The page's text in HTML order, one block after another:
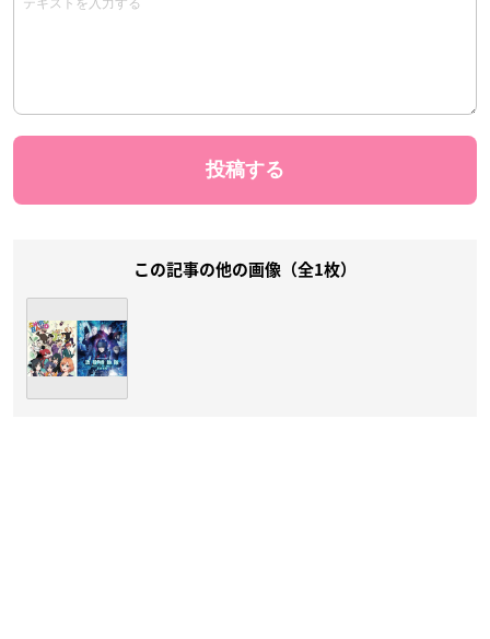
この記事の他の画像（全1枚）